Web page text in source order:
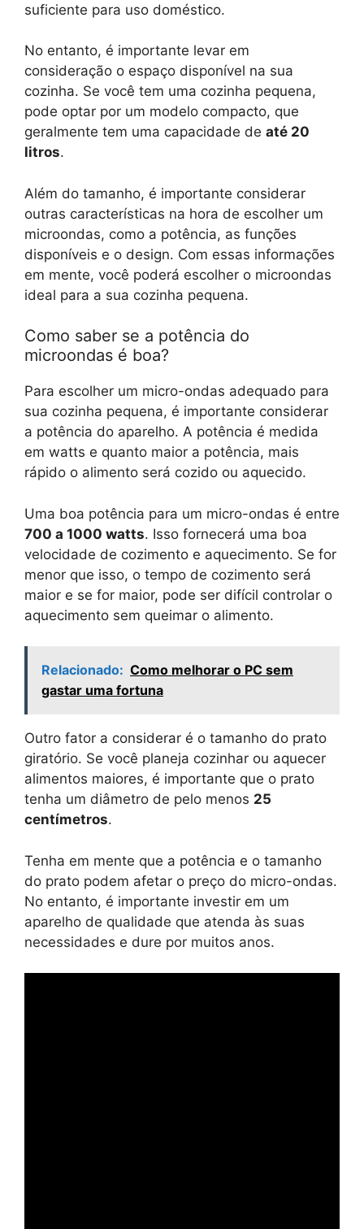
suficiente para uso doméstico.
No entanto, é importante levar em
consideração o espaço disponível na sua
cozinha. Se você tem uma cozinha pequena,
pode optar por um modelo compacto, que
geralmente tem uma capacidade de até 20
litros.
Além do tamanho, é importante considerar
outras características na hora de escolher um
microondas, como a potência, as funções
disponíveis e o design. Com essas informações
em mente, você poderá escolher o microondas
ideal para a sua cozinha pequena.
Como saber se a potência do
microondas é boa?
Para escolher um micro-ondas adequado para
sua cozinha pequena, é importante considerar
a potência do aparelho. A potência é medida
em watts e quanto maior a potência, mais
rápido o alimento será cozido ou aquecido.
Uma boa potência para um micro-ondas é entre
700 a 1000 watts. Isso fornecerá uma boa
velocidade de cozimento e aquecimento. Se for
menor que isso, o tempo de cozimento será
maior e se for maior, pode ser difícil controlar o
aquecimento sem queimar o alimento.
Relacionado: Como melhorar o PC sem
gastar uma fortuna
Outro fator a considerar é o tamanho do prato
giratório. Se você planeja cozinhar ou aquecer
alimentos maiores, é importante que o prato
tenha um diâmetro de pelo menos 25
centímetros.
Tenha em mente que a potência e o tamanho
do prato podem afetar o preço do micro-ondas.
No entanto, é importante investir em um
aparelho de qualidade que atenda às suas
necessidades e dure por muitos anos.